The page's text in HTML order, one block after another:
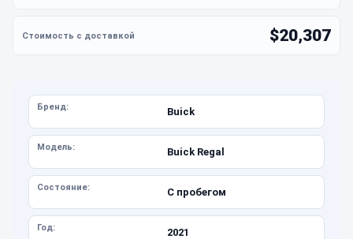
$20,307
Бренд: Buick
Модель: Buick Regal
Состояние: С пробегом
Год: 2021